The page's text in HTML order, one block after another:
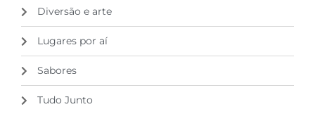
Diversão e arte
Lugares por aí
Sabores
Tudo Junto